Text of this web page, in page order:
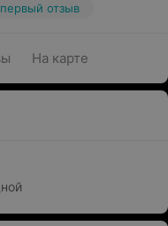
отзыв
На карте